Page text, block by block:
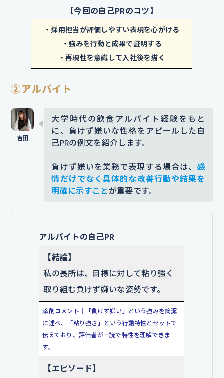
ケジュールや役割分担を細かく見直
しました。また、メンバーそれぞれ
と個別に話し合い、不安や不満を聞
いて改善策を取り入れるなど、地道
ました。
不安点をヒアリングして、担当業務
の再割り振りを行いました。役割に
尊重し、主体的に動けるチームづく
りを意識しました。
務の再割り振り」と行動を記述することで、粘り
強く課題に向き合う姿勢が効果的に伝わる内容に
なっています。
【成果】
その結果、当日のイベントは大盛況
で、参加者満足度も非常に高く、例
年より多くの新入生がサークルに加
入しました。
めあげた」と評価され、自分の負け
ず嫌いがチーム全体を前向きに動か
【今回の自己PRのコツ】
・採用担当が評価しやすい表現を心がける
・強みを行動と成果で証明する
・再現性を意識して入社後を描く
②アルバイト
大学時代の飲食アルバイト経験をもと
に、負けず嫌いな性格をアピールした自
己PRの例文を紹介します。
負けず嫌いを業務で表現する場合は、感
情だけでなく具体的な改善行動や結果を
明確に示すこと が重要です。
アルバイトの自己PR
【結論】
私の長所は、目標に対して粘り強く
取り組む負けず嫌いな姿勢です。
添削コメント｜「負けず嫌い」という強みを簡潔
に述べ、「粘り強さ」という行動特性とセットで
伝えており、評価者が一読で特性を理解できま
す。
【エピソード】